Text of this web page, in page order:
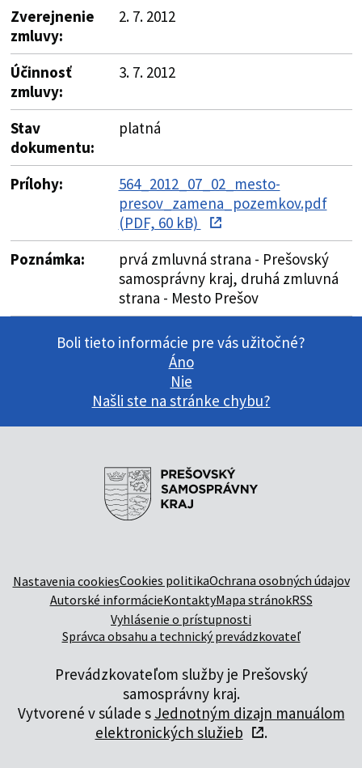
Zverejnenie
zmluvy:
2. 7. 2012
Účinnosť
zmluvy:
3. 7. 2012
Stav
dokumentu:
platná
Prílohy:
564_2012_07_02_mesto-
presov_zamena_pozemkov.pdf
(PDF, 60 kB)
Poznámka:
prvá zmluvná strana - Prešovský
samosprávny kraj, druhá zmluvná
strana - Mesto Prešov
Boli tieto informácie pre vás užitočné?
Áno
Nie
Našli ste na stránke chybu?
Nastavenia cookiesCookies politikaOchrana osobných údajov
Autorské informácieKontaktyMapa stránokRSS
Vyhlásenie o prístupnosti
Správca obsahu a technický prevádzkovateľ
Prevádzkovateľom služby je Prešovský
samosprávny kraj.
Vytvorené v súlade s Jednotným dizajn manuálom
elektronických služieb
.